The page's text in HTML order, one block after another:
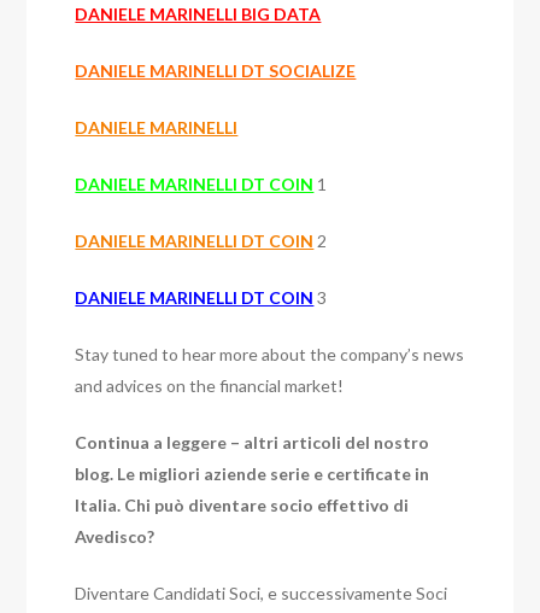
DANIELE MARINELLI BIG DATA
DANIELE MARINELLI DT SOCIALIZE
DANIELE MARINELLI
DANIELE MARINELLI DT COIN 1
DANIELE MARINELLI DT COIN 2
DANIELE MARINELLI DT COIN 3
Stay tuned to hear more about the company’s news
and advices on the financial market!
Continua a leggere – altri articoli del nostro
blog. Le migliori aziende serie e certificate in
Italia. Chi può diventare socio effettivo di
Avedisco?
Diventare Candidati Soci, e successivamente Soci